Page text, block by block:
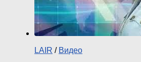
LAIR / Видео